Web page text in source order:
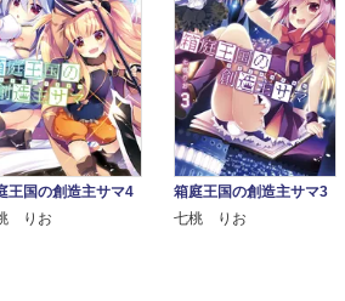
王国の創造主サマ4
りお
箱庭王国の創造主サマ3
七桃 りお